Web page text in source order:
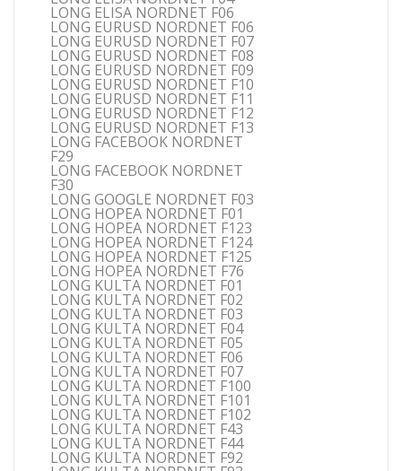
LONG ELISA NORDNET F06
LONG EURUSD NORDNET F06
LONG EURUSD NORDNET F07
LONG EURUSD NORDNET F08
LONG EURUSD NORDNET F09
LONG EURUSD NORDNET F10
LONG EURUSD NORDNET F11
LONG EURUSD NORDNET F12
LONG EURUSD NORDNET F13
LONG FACEBOOK NORDNET
F29
LONG FACEBOOK NORDNET
F30
LONG GOOGLE NORDNET F03
LONG HOPEA NORDNET F01
LONG HOPEA NORDNET F123
LONG HOPEA NORDNET F124
LONG HOPEA NORDNET F125
LONG HOPEA NORDNET F76
LONG KULTA NORDNET F01
LONG KULTA NORDNET F02
LONG KULTA NORDNET F03
LONG KULTA NORDNET F04
LONG KULTA NORDNET F05
LONG KULTA NORDNET F06
LONG KULTA NORDNET F07
LONG KULTA NORDNET F100
LONG KULTA NORDNET F101
LONG KULTA NORDNET F102
LONG KULTA NORDNET F43
LONG KULTA NORDNET F44
LONG KULTA NORDNET F92